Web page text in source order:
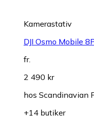
Kamerastativ
DJI Osmo Mobile
fr.
2 490 kr
hos Scandinavian
+14 butiker